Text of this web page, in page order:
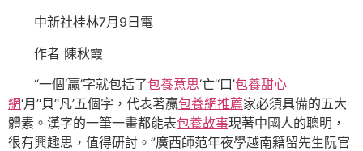
中新社桂林7月9日電
作者 陳秋霞
“一個‘贏’字就包括了包養意思‘亡’‘口’包養甜心
網‘月’‘貝’‘凡’五個字，代表著贏包養網推薦家必須具備的五大
體素。漢字的一筆一畫都能表包養故事現著中國人的聰明，
很有興趣思，值得研討。”廣西師范年夜學越南籍留先生阮官